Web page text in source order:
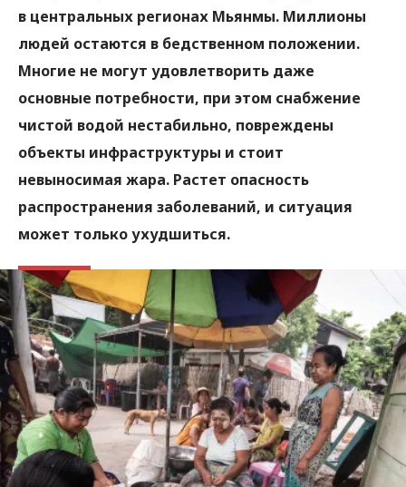
в центральных регионах Мьянмы. Миллионы
людей остаются в бедственном положении.
Многие не могут удовлетворить даже
основные потребности, при этом снабжение
чистой водой нестабильно, повреждены
объекты инфраструктуры и стоит
невыносимая жара. Растет опасность
распространения заболеваний, и ситуация
может только ухудшиться.